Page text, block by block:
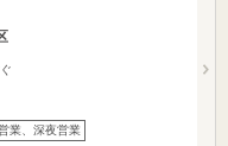
業、深夜営業